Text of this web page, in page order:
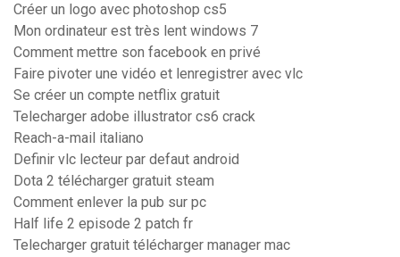
Créer un logo avec photoshop cs5
Mon ordinateur est très lent windows 7
Comment mettre son facebook en privé
Faire pivoter une vidéo et lenregistrer avec vlc
Se créer un compte netflix gratuit
Telecharger adobe illustrator cs6 crack
Reach-a-mail italiano
Definir vlc lecteur par defaut android
Dota 2 télécharger gratuit steam
Comment enlever la pub sur pc
Half life 2 episode 2 patch fr
Telecharger gratuit télécharger manager mac